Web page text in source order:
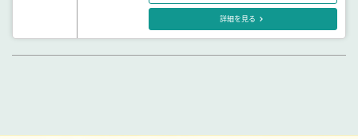
詳細を見る